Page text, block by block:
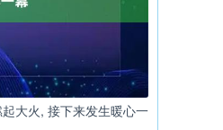
大火, 接下来发生暖心一